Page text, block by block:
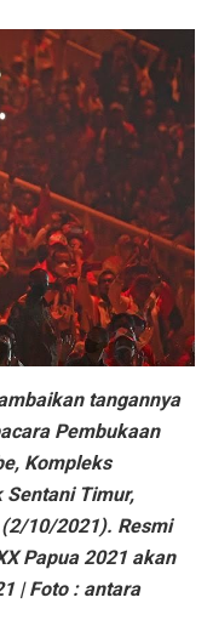
tangannya
Pembukaan
Kompleks
Sentani Timur,
10/2021). Resmi
Papua 2021 akan
| Foto : antara